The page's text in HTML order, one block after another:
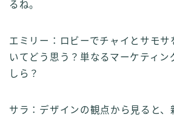
るね。
エミリー：ロビーでチャイとサモサ
いてどう思う？単なるマーケティン
しら？
サラ：デザインの観点から見ると